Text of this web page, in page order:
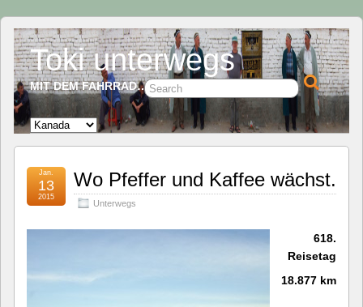
Toki unterwegs
MIT DEM FAHRRAD…
Wo Pfeffer und Kaffee wächst.
Unterwegs
Jan.
13
2015
618.
Reisetag
18.877 km